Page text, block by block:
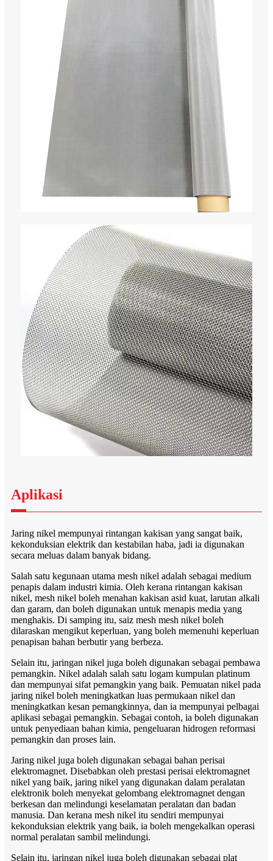
Aplikasi
Jaring nikel mempunyai rintangan kakisan yang sangat baik,
kekonduksian elektrik dan kestabilan haba, jadi ia digunakan
secara meluas dalam banyak bidang.
Salah satu kegunaan utama mesh nikel adalah sebagai medium
penapis dalam industri kimia. Oleh kerana rintangan kakisan
nikel, mesh nikel boleh menahan kakisan asid kuat, larutan alkali
dan garam, dan boleh digunakan untuk menapis media yang
menghakis. Di samping itu, saiz mesh mesh nikel boleh
dilaraskan mengikut keperluan, yang boleh memenuhi keperluan
penapisan bahan berbutir yang berbeza.
Selain itu, jaringan nikel juga boleh digunakan sebagai pembawa
pemangkin. Nikel adalah salah satu logam kumpulan platinum
dan mempunyai sifat pemangkin yang baik. Pemuatan nikel pada
jaring nikel boleh meningkatkan luas permukaan nikel dan
meningkatkan kesan pemangkinnya, dan ia mempunyai pelbagai
aplikasi sebagai pemangkin. Sebagai contoh, ia boleh digunakan
untuk penyediaan bahan kimia, pengeluaran hidrogen reformasi
pemangkin dan proses lain.
Jaring nikel juga boleh digunakan sebagai bahan perisai
elektromagnet. Disebabkan oleh prestasi perisai elektromagnet
nikel yang baik, jaring nikel yang digunakan dalam peralatan
elektronik boleh menyekat gelombang elektromagnet dengan
berkesan dan melindungi keselamatan peralatan dan badan
manusia. Dan kerana mesh nikel itu sendiri mempunyai
kekonduksian elektrik yang baik, ia boleh mengekalkan operasi
normal peralatan sambil melindungi.
Selain itu, jaringan nikel juga boleh digunakan sebagai plat